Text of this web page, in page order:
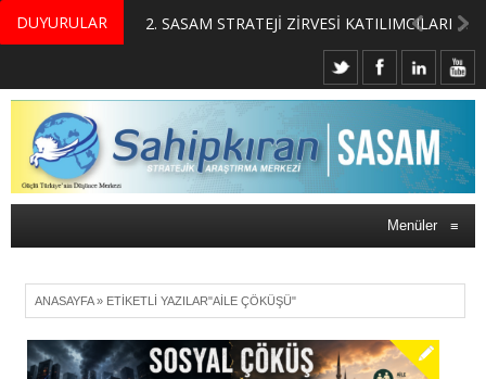
DUYURULAR
MERKEZİMİZ BÜNYESİNDE YETİŞTİRİLMEK ÜZERE GÖNÜLLÜ ÜLKE MASASI UZMANI VE UZMAN ADAYLARI ARIYORUZ 2. SASAM STRATEJİ ZİRVESİ KATILIMCILARI BELLİ OLDU
Menüler ≡
ANASAYFA» ETIKETLI YAZILAR"AILE ÇÖKÜŞÜ"